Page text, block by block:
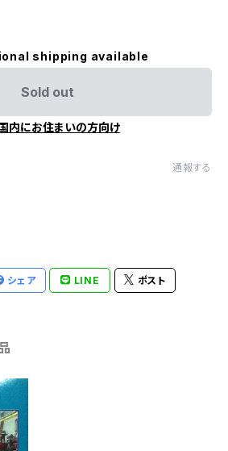
shipping available
Sold out
内にお住まいの方向け
通報する
シェア LINE ポスト